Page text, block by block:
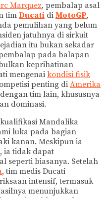
Marquez, pembalap asal
tim Ducati di MotoGP,
pemulihan yang belum
jatuhnya di sirkuit
itu bukan sekadar
pada balapan
keprihatinan
mengenai kondisi fisik
penting di Amerika
tim lain, khususnya
dominasi.
Mandalika
luka pada bagian
kanan. Meskipun ia
ia tidak dapat
seperti biasanya. Setelah
, tim medis Ducati
intensif, termasuk
menunjukkan